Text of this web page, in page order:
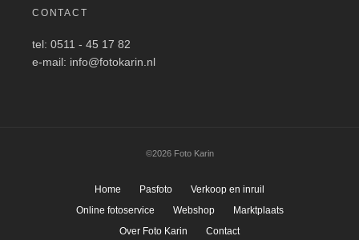
CONTACT
tel: 0511 - 45 17 82
e-mail: info@fotokarin.nl
©2026 Foto Karin
Home Pasfoto
Verkoop en inruil
Online fotoservice
Webshop
Marktplaats
Over Foto Karin
Contact